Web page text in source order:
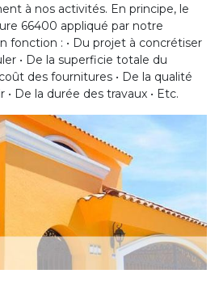
à nos activités. En principe, le
66400 appliqué par notre
fonction : • Du projet à concrétiser
• De la superficie totale du
des fournitures • De la qualité
De la durée des travaux • Etc.